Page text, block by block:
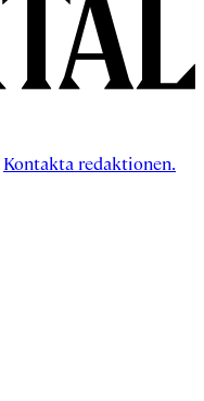
Kontakta redaktionen.